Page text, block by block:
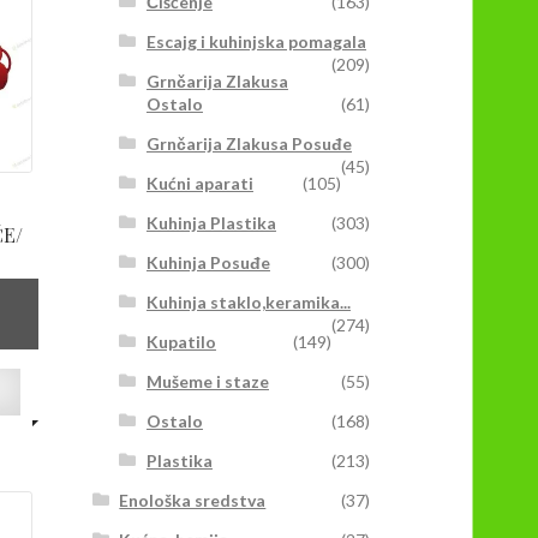
biti
ima
Escajg i kuhinjska pomagala
(209)
Grnčarija Zlakusa
Ostalo
(61)
Grnčarija Zlakusa Posuđe
(45)
Kućni aparati
(105)
Kuhinja Plastika
(303)
Kuhinja Posuđe
(300)
Kuhinja staklo,keramika...
(274)
Kupatilo
(149)
Mušeme i staze
(55)
Ostalo
(168)
Plastika
(213)
Enološka sredstva
(37)